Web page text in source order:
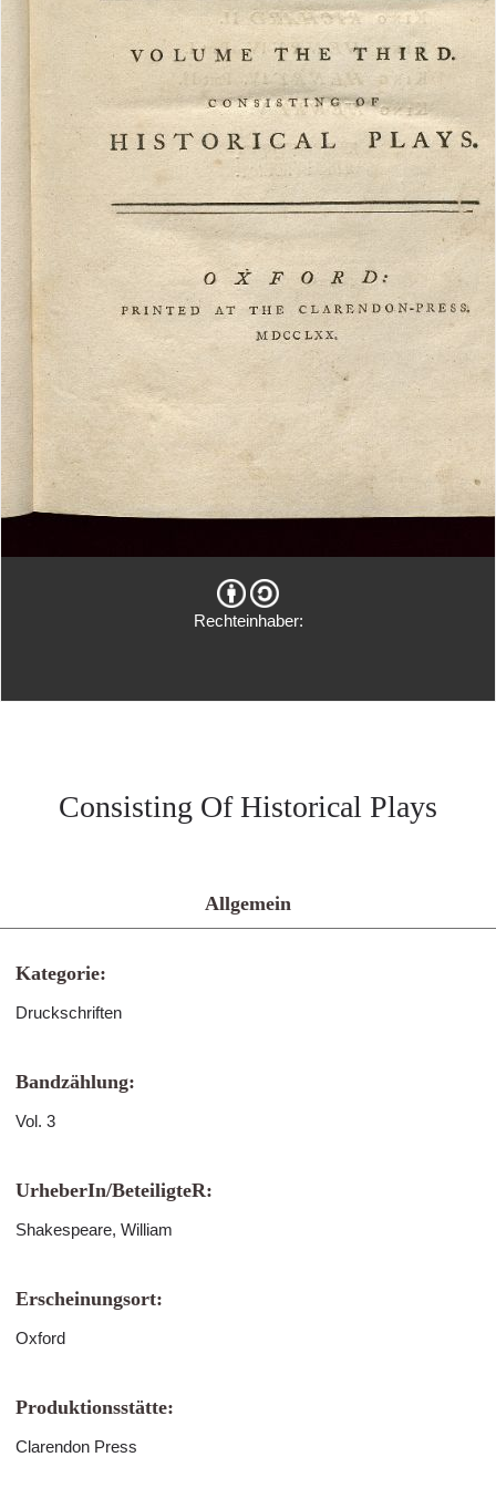
Rechteinhaber:
Consisting Of Historical Plays
Allgemein
Kategorie:
Druckschriften
Bandzählung:
Vol. 3
UrheberIn/BeteiligteR:
Shakespeare, William
Erscheinungsort:
Oxford
Produktionsstätte:
Clarendon Press